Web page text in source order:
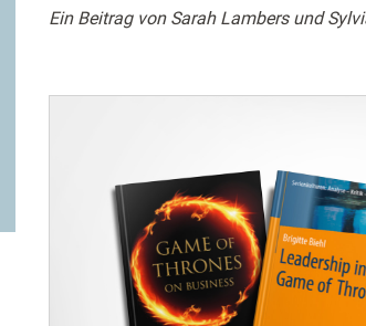
Ein Beitrag von Sarah Lambers und